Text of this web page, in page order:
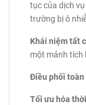
tục của dịch
trường bị ô
Khái niệm tất
một mảnh tích
Điều phối toàn
Tối ưu hóa